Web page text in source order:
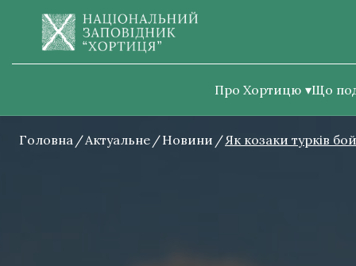
Про Хортицю Що
Головна Актуальне Новини Як козаки турків